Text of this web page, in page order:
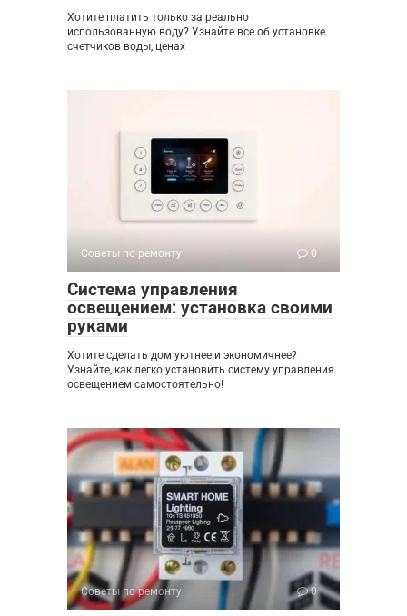
Хотите платить только за реально
использованную воду? Узнайте все об установке
счетчиков воды, ценах
Советы по ремонту 0
Система управления
освещением: установка своими
руками
Хотите сделать дом уютнее и экономичнее?
Узнайте, как легко установить систему управления
освещением самостоятельно!
Советы по ремонту 0